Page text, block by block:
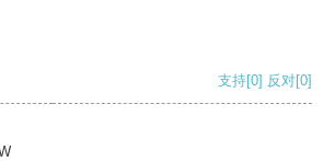
支持[0] 反对[0]